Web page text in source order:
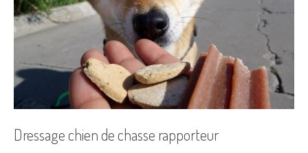
Dressage chien de chasse rapporteur